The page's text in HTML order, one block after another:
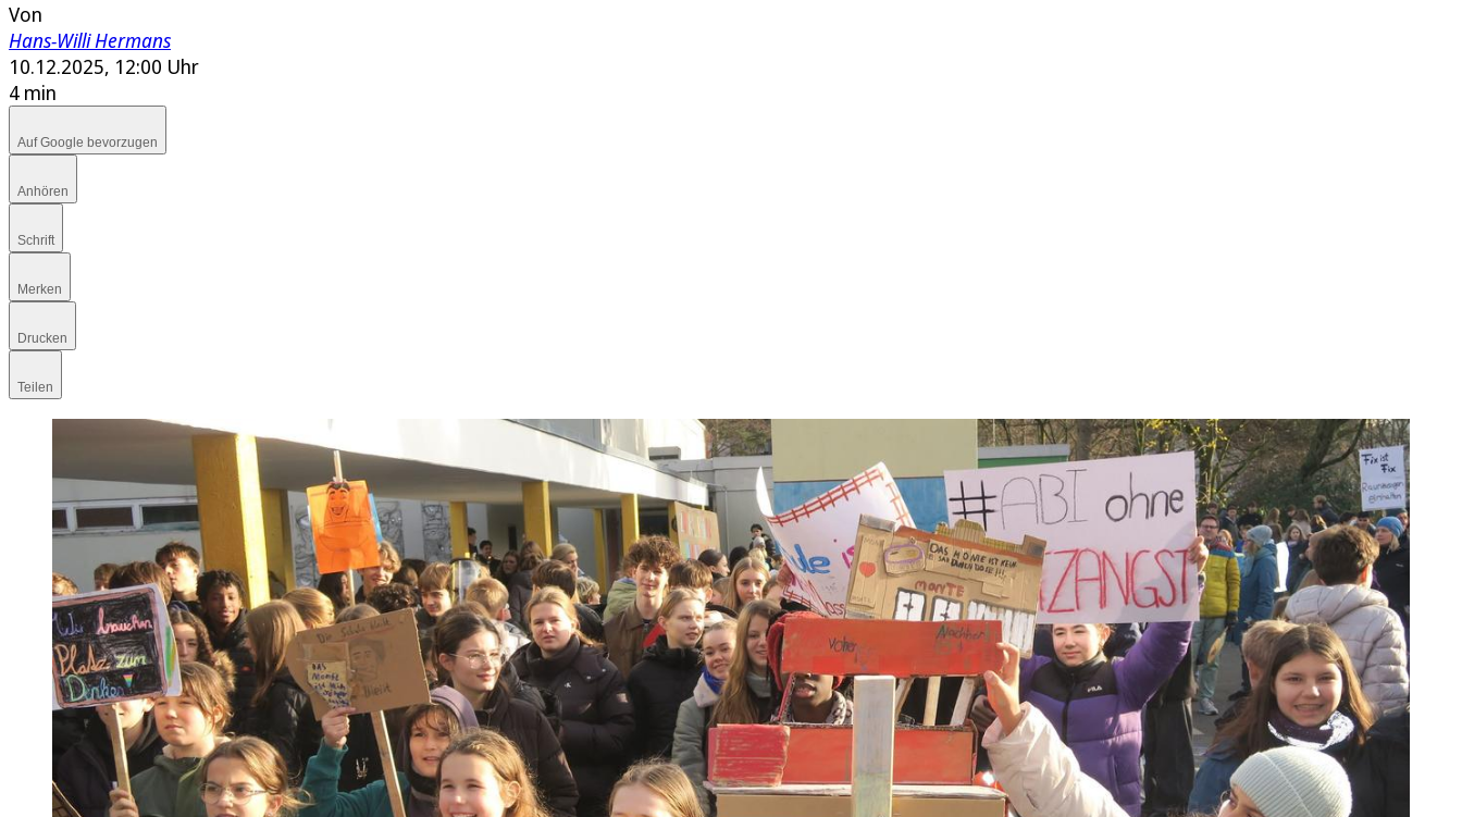
Von
Hans-Willi Hermans
10.12.2025, 12:00 Uhr
4 min
Auf Google bevorzugen
Anhören
Schrift
Merken
Drucken
Teilen